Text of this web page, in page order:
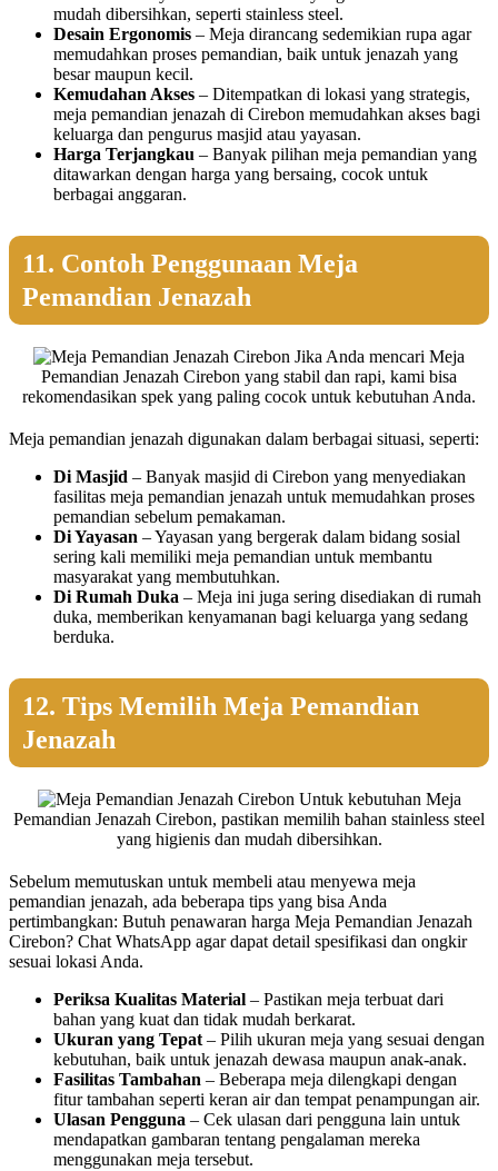
mudah dibersihkan, seperti stainless steel.
Desain Ergonomis – Meja dirancang sedemikian rupa agar
memudahkan proses pemandian, baik untuk jenazah yang
besar maupun kecil.
Kemudahan Akses – Ditempatkan di lokasi yang strategis,
meja pemandian jenazah di Cirebon memudahkan akses bagi
keluarga dan pengurus masjid atau yayasan.
Harga Terjangkau – Banyak pilihan meja pemandian yang
ditawarkan dengan harga yang bersaing, cocok untuk
berbagai anggaran.
11. Contoh Penggunaan Meja
Pemandian Jenazah
Jika Anda mencari Meja
Pemandian Jenazah Cirebon yang stabil dan rapi, kami bisa
rekomendasikan spek yang paling cocok untuk kebutuhan Anda.
Meja pemandian jenazah digunakan dalam berbagai situasi, seperti:
Di Masjid – Banyak masjid di Cirebon yang menyediakan
fasilitas meja pemandian jenazah untuk memudahkan proses
pemandian sebelum pemakaman.
Di Yayasan – Yayasan yang bergerak dalam bidang sosial
sering kali memiliki meja pemandian untuk membantu
masyarakat yang membutuhkan.
Di Rumah Duka – Meja ini juga sering disediakan di rumah
duka, memberikan kenyamanan bagi keluarga yang sedang
berduka.
12. Tips Memilih Meja Pemandian
Jenazah
Untuk kebutuhan Meja
Pemandian Jenazah Cirebon, pastikan memilih bahan stainless steel
yang higienis dan mudah dibersihkan.
Sebelum memutuskan untuk membeli atau menyewa meja
pemandian jenazah, ada beberapa tips yang bisa Anda
pertimbangkan: Butuh penawaran harga Meja Pemandian Jenazah
Cirebon? Chat WhatsApp agar dapat detail spesifikasi dan ongkir
sesuai lokasi Anda.
Periksa Kualitas Material – Pastikan meja terbuat dari
bahan yang kuat dan tidak mudah berkarat.
Ukuran yang Tepat – Pilih ukuran meja yang sesuai dengan
kebutuhan, baik untuk jenazah dewasa maupun anak-anak.
Fasilitas Tambahan – Beberapa meja dilengkapi dengan
fitur tambahan seperti keran air dan tempat penampungan air.
Ulasan Pengguna – Cek ulasan dari pengguna lain untuk
mendapatkan gambaran tentang pengalaman mereka
menggunakan meja tersebut.